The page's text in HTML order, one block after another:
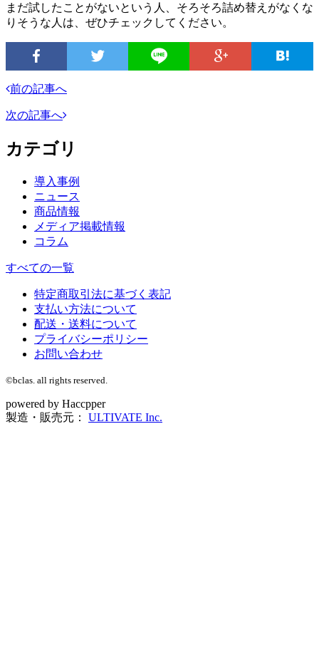
まだ試したことがないという人、そろそろ詰め替えがなくな
りそうな人は、ぜひチェックしてください。
前の記事へ
次の記事へ
カテゴリ
導入事例
ニュース
商品情報
メディア掲載情報
コラム
すべての一覧
特定商取引法に基づく表記
支払い方法について
配送・送料について
プライバシーポリシー
お問い合わせ
©bclas. all rights reserved.
powered by Haccpper
製造・販売元： ULTIVATE Inc.